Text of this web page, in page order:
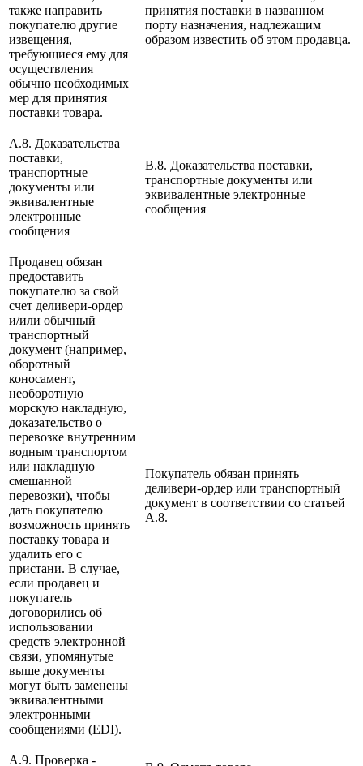
также направить
покупателю другие
извещения,
требующиеся ему для
осуществления
обычно необходимых
мер для принятия
поставки товара.
принятия поставки в названном
порту назначения, надлежащим
образом известить об этом продавца.
A.8. Доказательства
поставки,
транспортные
документы или
эквивалентные
электронные
сообщения
B.8. Доказательства поставки,
транспортные документы или
эквивалентные электронные
сообщения
Продавец обязан
предоставить
покупателю за свой
счет деливери-ордер
и/или обычный
транспортный
документ (например,
оборотный
коносамент,
необоротную
морскую накладную,
доказательство о
перевозке внутренним
водным транспортом
или накладную
смешанной
перевозки), чтобы
дать покупателю
возможность принять
поставку товара и
удалить его с
пристани. В случае,
если продавец и
покупатель
договорились об
использовании
средств электронной
связи, упомянутые
выше документы
могут быть заменены
эквивалентными
электронными
сообщениями (EDI).
Покупатель обязан принять
деливери-ордер или транспортный
документ в соответствии со статьей
А.8.
A.9. Проверка -